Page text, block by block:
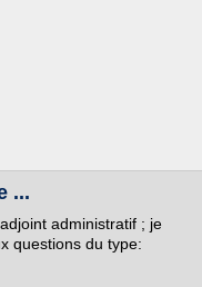
...
administratif ; je
questions du type: